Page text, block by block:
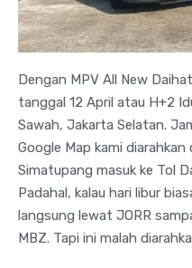
Dengan MPV All New
tanggal 12 April atau H+2
Sawah, Jakarta Selatan.
Google Map kami diarahkan
Simatupang masuk ke Tol
Padahal, kalau hari libur
langsung lewat JORR
MBZ. Tapi ini malah